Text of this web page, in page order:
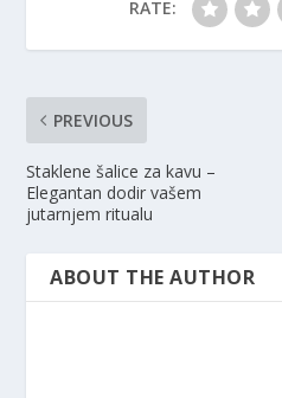
RATE:
PREVIOUS
Staklene šalice za kavu –
Elegantan dodir vašem
jutarnjem ritualu
ABOUT THE AUTHOR